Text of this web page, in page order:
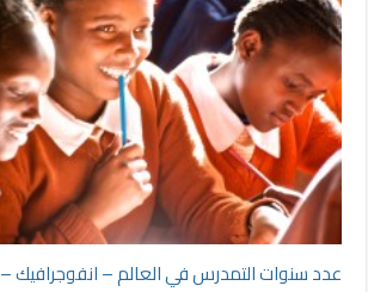
عدد سنوات التمدرس في العالم – انفوجرافيك –